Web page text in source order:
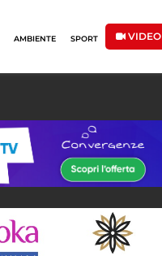
AMBIENTE SPORT VIDEO